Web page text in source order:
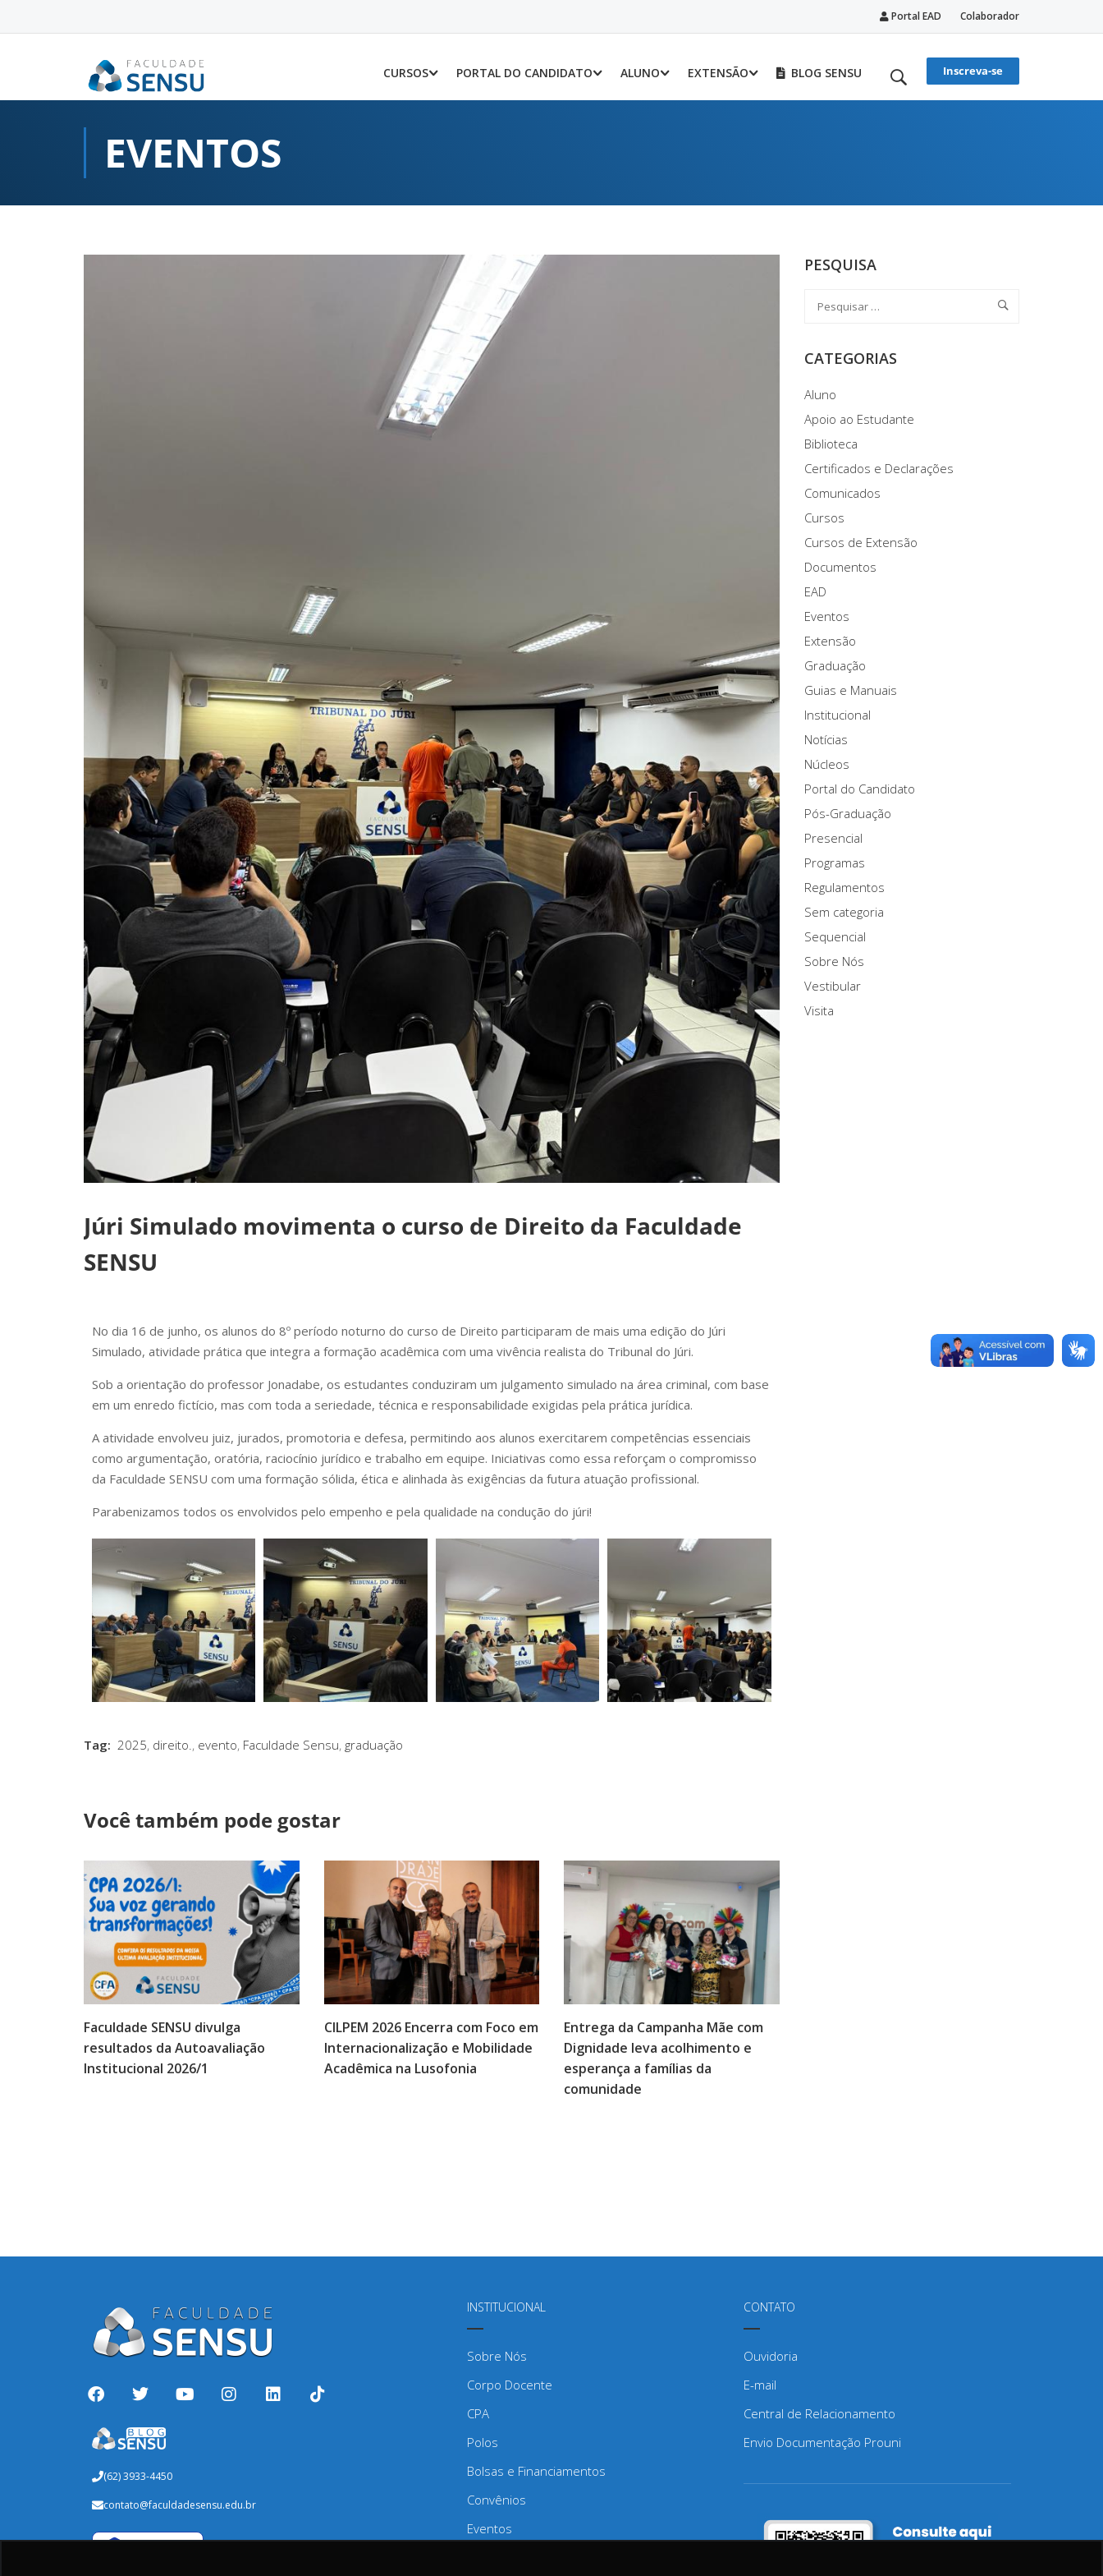
Portal EAD Colaborador
CURSOS PORTAL DO CANDIDATO ALUNO EXTENSÃO BLOG SENSU Inscreva-se
EVENTOS
Júri Simulado movimenta o curso de Direito da Faculdade
SENSU
No dia 16 de junho, os alunos do 8º período noturno do curso de Direito participaram de mais uma edição do Júri
Simulado, atividade prática que integra a formação acadêmica com uma vivência realista do Tribunal do Júri.
Sob a orientação do professor Jonadabe, os estudantes conduziram um julgamento simulado na área criminal, com base
em um enredo fictício, mas com toda a seriedade, técnica e responsabilidade exigidas pela prática jurídica.
A atividade envolveu juiz, jurados, promotoria e defesa, permitindo aos alunos exercitarem competências essenciais
como argumentação, oratória, raciocínio jurídico e trabalho em equipe. Iniciativas como essa reforçam o compromisso
da Faculdade SENSU com uma formação sólida, ética e alinhada às exigências da futura atuação profissional.
Parabenizamos todos os envolvidos pelo empenho e pela qualidade na condução do júri!
Tag: 2025, direito., evento, Faculdade Sensu, graduação
Você também pode gostar
Faculdade SENSU divulga
resultados da Autoavaliação
Institucional 2026/1
CILPEM 2026 Encerra com Foco em
Internacionalização e Mobilidade
Acadêmica na Lusofonia
Entrega da Campanha Mãe com
Dignidade leva acolhimento e
esperança a famílias da
comunidade
PESQUISA
CATEGORIAS
Aluno
Apoio ao Estudante
Biblioteca
Certificados e Declarações
Comunicados
Cursos
Cursos de Extensão
Documentos
EAD
Eventos
Extensão
Graduação
Guias e Manuais
Institucional
Notícias
Núcleos
Portal do Candidato
Pós-Graduação
Presencial
Programas
Regulamentos
Sem categoria
Sequencial
Sobre Nós
Vestibular
Visita
(62) 3933-4450
contato@faculdadesensu.edu.br
INSTITUCIONAL
Sobre Nós
Corpo Docente
CPA
Polos
Bolsas e Financiamentos
Convênios
Eventos
CONTATO
Ouvidoria
E-mail
Central de Relacionamento
Envio Documentação Prouni